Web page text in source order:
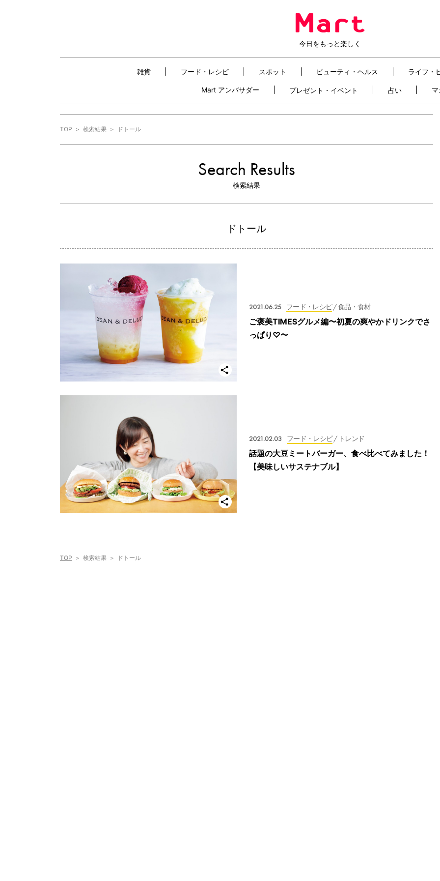
今日をもっと楽しく
雑貨 フード・レシピ スポット ビューティ・ヘルス ライフ・
Mart アンバサダー プレゼント・イベント 占い
TOP 検索結果 ドトール
Search Results
検索結果
ドトール
2021.06.25 フード・レシピ/ 食品・食材
ご褒美TIMESグルメ編〜初夏の爽やかドリンクでさ
っぱり♡〜
2021.02.03 フード・レシピ/ トレンド
話題の大豆ミートバーガー、食べ比べてみました！
【美味しいサステナブル】
TOP 検索結果 ドトール